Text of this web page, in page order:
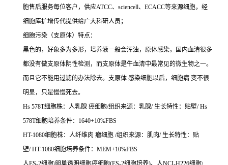
胞售后服务每位客户，供应ATCC、sciencell、ECACC等来源细胞，经
细胞库扩增传代提供给广大科研人员；
细胞污染（支原体）特点：
黑色的，好象多为多形，培养液一般会浑浊，原体感染，国内血清很多
都没有做支原体阴性检测，而支原体是牛血清中最常见的微生物之一。
而且它不能用过滤的办法除去。支原体 感染细胞以后，细胞病 变不很
明显，只是慢慢死去。
Hs 578T细胞株：人乳腺 癌细胞/组织来源：乳腺/ 生长特性：贴壁/ Hs
578T细胞培养条件：1640+10%FBS
HT-1080细胞株：人纤维肉 瘤细胞 /组织来源：肌肉/ 生长特性：贴
壁/ HT-1080细胞培养条件：MEM+10%FBS
人ES-2细胞\卵巢透明细胞癌细胞(ES-2细胞培养)、人NCI-H226细胞\